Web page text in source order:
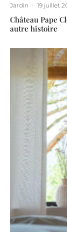
Jardin · 19 juillet
Château Pape
autre histoire